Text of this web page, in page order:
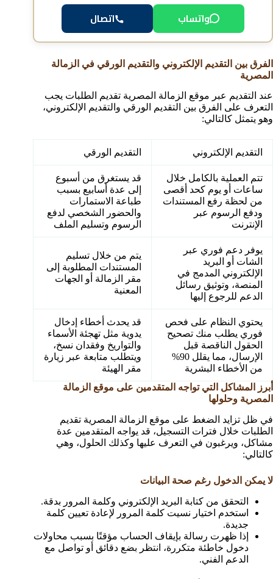
واتساب اتصال
الفرق بين التقديم الإلكتروني والتقديم الورقي في الزمالة
المصرية
عند التقديم عبر موقع الزمالة المصرية تقديم الطلبات يجب
التعرف على الفرق بين التقديم الورقي والتقديم الإلكتروني،
وهو يتمثل كالتالي:
التقديم الإلكتروني التقديم الورقي
تتم العملية بالكامل خلال
ساعات أو يوم كحد أقصى
من لحظة رفع المستندات
ودفع الرسوم عبر
الإنترنت
قد يستغرق من أسبوع
إلى عدة أسابيع بسبب
طباعة الاستمارات
والحضور الشخصي لدفع
الرسوم وتسليم الملف
يوفر دعم فوري عبر
الشات أو البريد
الإلكتروني المدمج في
المنصة، وتوثيق رسائل
الدعم للرجوع إليها
يتم من خلال تسليم
المستندات المطلوبة إلى
مقر الزمالة أو الجهات
المعنية
يحتوي النظام على فحص
فوري يطلب منك تصحيح
الحقول الناقصة قبل
الإرسال، مما يقلل 90%
من الأخطاء البشرية
قد يحدث أخطاء إدخال
يدوية مثل تهجئة الأسماء
والتواريخ وفقدان نسخ،
ويتطلب متابعة عبر زيارة
مقر الهيئة
أبرز المشاكل التي تواجه المتقدمين على موقع الزمالة
المصرية وحلولها
في ظل تزايد الضغط على موقع الزمالة المصرية تقديم
الطلبات خلال فترات التسجيل، قد يواجه المتقدمين عدة
مشاكل، ويرغبون في التعرف عليها وكذلك الحلول، وهي
كالتالي:
لا يمكن الدخول رغم صحة البيانات
التحقق من كتابة البريد الإلكتروني وكلمة المرور بدقة.
استخدم اختيار نسيت كلمة المرور لإعادة تعيين كلمة
جديدة.
إذا ظهرت رسالة بإيقاف الحساب مؤقتًا بسبب محاولات
دخول خاطئة متكررة، انتظر بضع دقائق أو تواصل مع
الدعم الفني.